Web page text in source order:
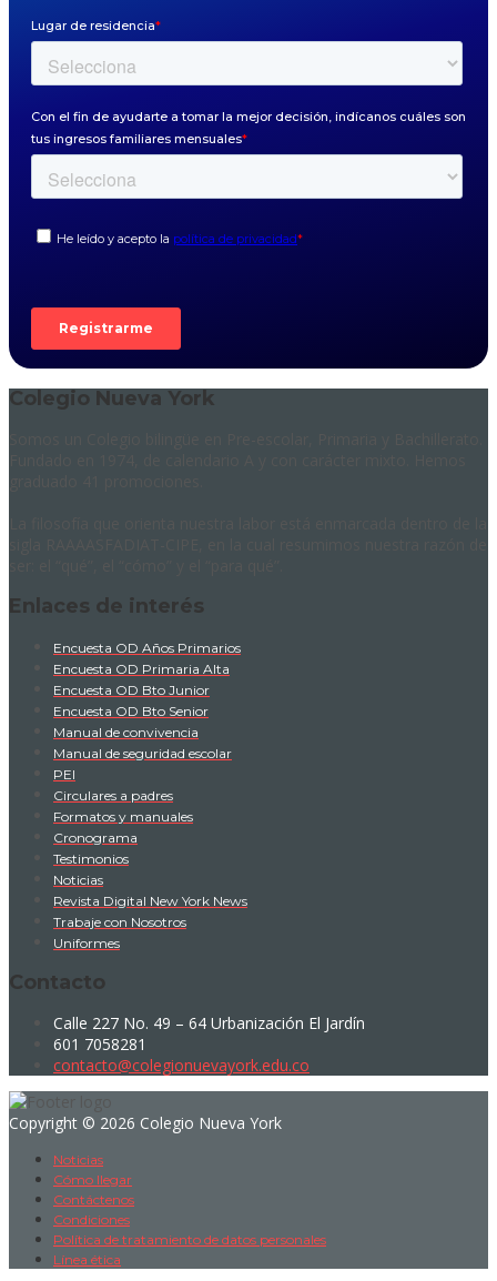
Colegio Nueva York
Enlaces de interés
Encuesta OD Años Primarios
Encuesta OD Primaria Alta
Encuesta OD Bto Junior
Encuesta OD Bto Senior
Manual de convivencia
Manual de seguridad escolar
PEI
Circulares a padres
Formatos y manuales
Cronograma
Testimonios
Noticias
Revista Digital New York News
Trabaje con Nosotros
Uniformes
Contacto
Calle 227 No. 49 – 64 Urbanización El Jardín
601 7058281
contacto@colegionuevayork.edu.co
Copyright © 2026 Colegio Nueva York
Noticias
Cómo llegar
Contáctenos
Condiciones
Política de tratamiento de datos personales
Línea ética